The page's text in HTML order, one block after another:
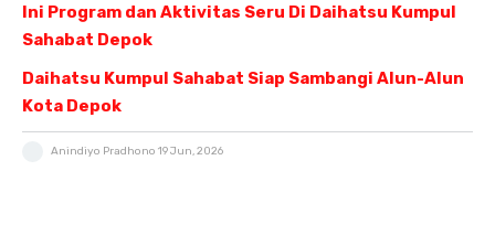
Ini Program dan Aktivitas Seru Di Daihatsu Kumpul
Sahabat Depok
Daihatsu Kumpul Sahabat Siap Sambangi Alun-Alun
Kota Depok
Anindiyo Pradhono 19 Jun, 2026